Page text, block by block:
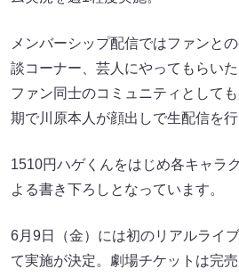
メンバーシップ配信ではファンと
談コーナー、芸人にやってもらい
ファン同士のコミュニティとして
期で川原本人が顔出しで生配信を行
1510円ハゲくんをはじめ各キャラ
よる書き下ろしとなっています。
6月9日（金）には初のリアルライ
て実施が決定。劇場チケットは完